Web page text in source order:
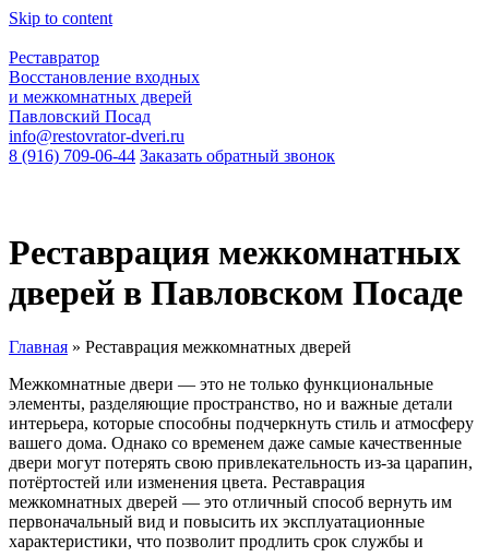
Skip to content
Реставратор
Восстановление входных
и межкомнатных дверей
Павловский Посад
info@restovrator-dveri.ru
8 (916) 709-06-44 Заказать обратный звонок
Реставрация межкомнатных
дверей в Павловском Посаде
Главная » Реставрация межкомнатных дверей
Межкомнатные двери — это не только функциональные
элементы, разделяющие пространство, но и важные детали
интерьера, которые способны подчеркнуть стиль и атмосферу
вашего дома. Однако со временем даже самые качественные
двери могут потерять свою привлекательность из-за царапин,
потёртостей или изменения цвета. Реставрация
межкомнатных дверей — это отличный способ вернуть им
первоначальный вид и повысить их эксплуатационные
характеристики, что позволит продлить срок службы и